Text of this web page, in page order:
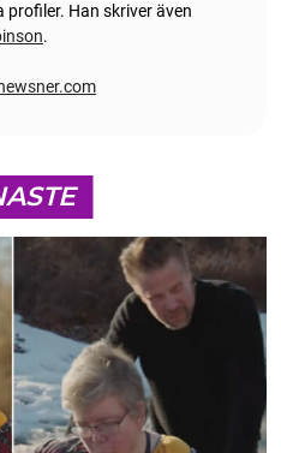
profiler. Han skriver även
.